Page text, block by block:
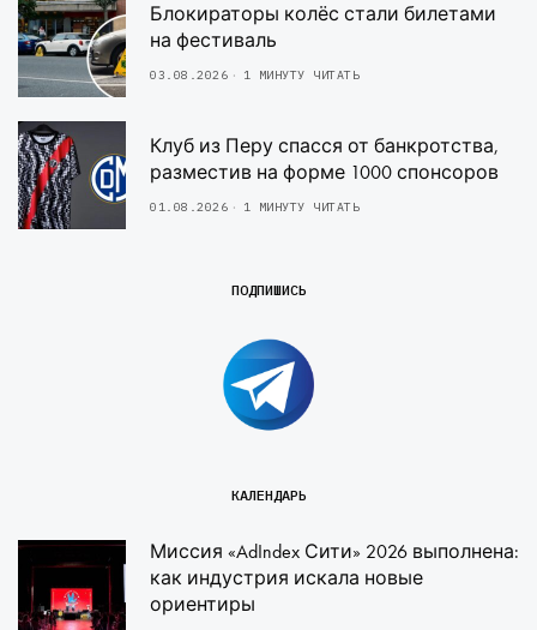
Блокираторы колёс стали билетами
на фестиваль
03.08.2026 1 МИНУТУ ЧИТАТЬ
Клуб из Перу спасся от банкротства,
разместив на форме 1000 спонсоров
01.08.2026 1 МИНУТУ ЧИТАТЬ
ПОДПИШИСЬ
КАЛЕНДАРЬ
Миссия «AdIndex Сити» 2026 выполнена:
как индустрия искала новые
ориентиры